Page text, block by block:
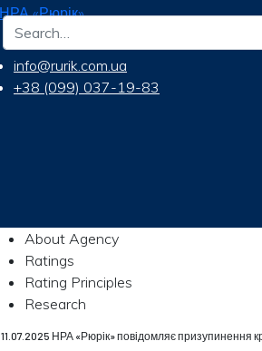
info@rurik.com.ua
+38 (099) 037-19-83
About Agency
Ratings
Rating Principles
Research
11.07.2025 НРА «Рюрік» повідомляє